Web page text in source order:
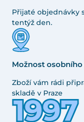
Přijaté objednávky
tentýž den.
Možnost
Zboží vám rádi
skladě v Praze